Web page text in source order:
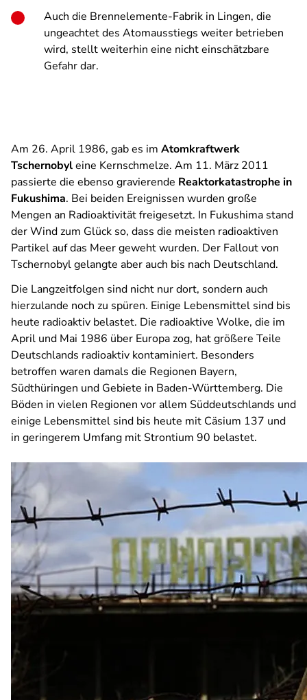
Auch die Brennelemente-Fabrik in Lingen, die
ungeachtet des Atomausstiegs weiter betrieben
wird, stellt weiterhin eine nicht einschätzbare
Gefahr dar.
Am 26. April 1986, gab es im Atomkraftwerk
Tschernobyleine Kernschmelze. Am 11. März 2011
passierte die ebenso gravierende Reaktorkatastrophe in
Fukushima. Bei beiden Ereignissen wurden große
Mengen an Radioaktivität freigesetzt. In Fukushima stand
der Wind zum Glück so, dass die meisten radioaktiven
Partikel auf das Meer geweht wurden. Der Fallout von
Tschernobyl gelangte aber auch bis nach Deutschland.
Die Langzeitfolgen sind nicht nur dort, sondern auch
hierzulande noch zu spüren. Einige Lebensmittel sind bis
heute radioaktiv belastet. Die radioaktive Wolke, die im
April und Mai 1986 über Europa zog, hat größere Teile
Deutschlands radioaktiv kontaminiert. Besonders
betroffen waren damals die Regionen Bayern,
Südthüringen und Gebiete in Baden-Württemberg. Die
Böden in vielen Regionen vor allem Süddeutschlands und
einige Lebensmittel sind bis heute mit Cäsium 137 und
in geringerem Umfang mit Strontium 90 belastet.